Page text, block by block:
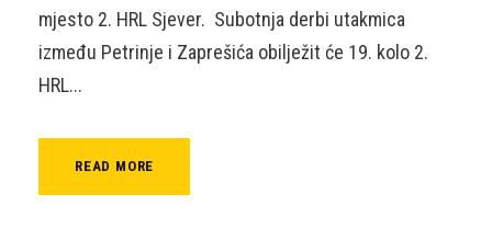
mjesto 2. HRL Sjever. Subotnja derbi utakmica
između Petrinje i Zaprešića obilježit će 19. kolo 2.
HRL...
READ MORE